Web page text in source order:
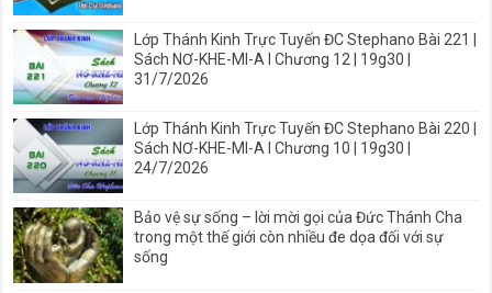
Lớp Thánh Kinh Trực Tuyến ĐC Stephano Bài 221 |
Sách NƠ-KHE-MI-A I Chương 12 | 19g30 |
31/7/2026
Lớp Thánh Kinh Trực Tuyến ĐC Stephano Bài 220 |
Sách NƠ-KHE-MI-A I Chương 10 | 19g30 |
24/7/2026
Bảo vệ sự sống – lời mời gọi của Đức Thánh Cha
trong một thế giới còn nhiều đe dọa đối với sự
sống